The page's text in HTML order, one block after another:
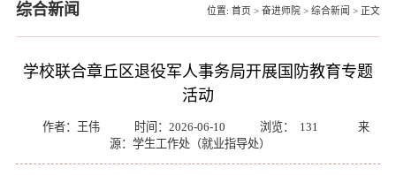
综合新闻 位置: 首页 > 奋进师院 > 综合新闻 > 正文
学校联合章丘区退役军人事务局开展国防教育专题
活动
作者：王伟 时间：2026-06-10 浏览： 131
来
源：学生工作处（就业指导处）